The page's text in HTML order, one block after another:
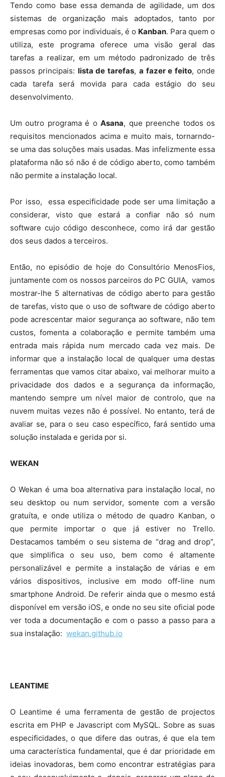
Tendo como base essa demanda de agilidade, um dos
sistemas de organização mais adoptados, tanto por
empresas como por individuais, é o Kanban. Para quem o
utiliza, este programa oferece uma visão geral das
tarefas a realizar, em um método padronizado de três
passos principais: lista de tarefas, a fazer e feito, onde
cada tarefa será movida para cada estágio do seu
desenvolvimento.
Um outro programa é oAsana, que preenche todos os
requisitos mencionados acima e muito mais, tornarndo-
se uma das soluções mais usadas. Mas infelizmente essa
plataforma não só não é de código aberto, como também
não permite a instalação local.
Por isso, essa especificidade pode ser uma limitação a
considerar, visto que estará a confiar não só num
software cujo código desconhece, como irá dar gestão
dos seus dados a terceiros.
Então, no episódio de hoje do Consultório MenosFios,
juntamente com os nossos parceiros do PC GUIA, vamos
mostrar-lhe 5 alternativas de código aberto para gestão
de tarefas, visto que o uso de software de código aberto
pode acrescentar maior segurança ao software, não tem
custos, fomenta a colaboração e permite também uma
entrada mais rápida num mercado cada vez mais. De
informar que a instalação local de qualquer uma destas
ferramentas que vamos citar abaixo, vai melhorar muito a
privacidade dos dados e a segurança da informação,
mantendo sempre um nível maior de controlo, que na
nuvem muitas vezes não é possível. No entanto, terá de
avaliar se, para o seu caso específico, fará sentido uma
solução instalada e gerida por si.
WEKAN
O Wekan é uma boa alternativa para instalação local, no
seu desktop ou num servidor, somente com a versão
gratuíta, e onde utiliza o método de quadro Kanban, o
que permite importar o que já estiver no Trello.
Destacamos também o seu sistema de “drag and drop”,
que simplifica o seu uso, bem como é altamente
personalizável e permite a instalação de várias e em
vários dispositivos, inclusive em modo off-line num
smartphone Android. De referir ainda que o mesmo está
disponível em versão iOS, e onde no seu site oficial pode
ver toda a documentação e com o passo a passo para a
sua instalação: wekan.github.io
LEANTIME
O Leantime é uma ferramenta de gestão de projectos
escrita em PHP e Javascript com MySQL. Sobre as suas
especificidades, o que difere das outras, é que ela tem
uma característica fundamental, que é dar prioridade em
ideias inovadoras, bem como encontrar estratégias para